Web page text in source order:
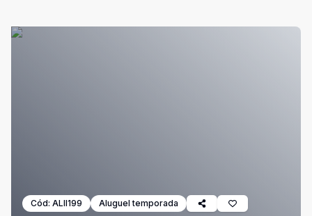
Cód: ALII199 Aluguel temporada